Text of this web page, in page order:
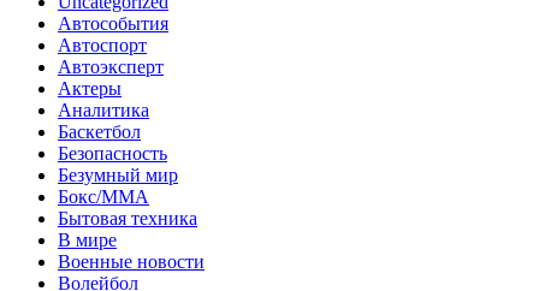
Автособытия
Автоспорт
Автоэксперт
Актеры
Аналитика
Баскетбол
Безопасность
Безумный мир
Бокс/MMA
Бытовая техника
В мире
Военные новости
Волейбол